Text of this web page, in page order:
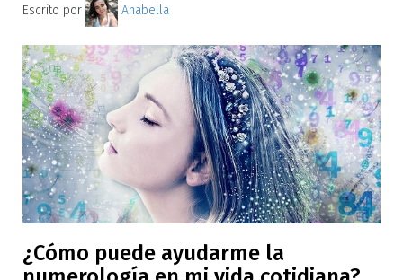
Escrito por Anabella
¿Cómo puede ayudarme la